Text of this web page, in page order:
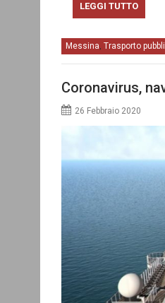
LEGGI TUTTO
Messina, Trasporto
Coronavirus,
26 Febbraio 2020